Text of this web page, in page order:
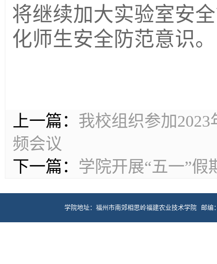
将继续加大实验室安
化师生安全防范意识。
上一篇： 我校组织参加
频会议
下一篇： 学院开展“五一”
学院地址：福州市南郊相思岭福建农业技术学院 邮